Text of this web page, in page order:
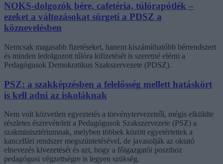
NOKS-dolgozók bére, cafetéria, túlórapótlék –
ezeket a változásokat sürgeti a PDSZ a
köznevelésben
Nemcsak magasabb fizetéseket, hanem kiszámíthatóbb bérrendszert
és minden ledolgozott túlóra kifizetését is szeretné elérni a
Pedagógusok Demokratikus Szakszervezete (PDSZ).
PSZ: a szakképzésben a felelősség mellett hatáskört
is kell adni az iskoláknak
Nem volt közvetlen egyeztetés a törvénytervezetről, mégis elküldte
részletes észrevételeit a Pedagógusok Szakszervezete (PSZ) a
szakminisztériumnak, melyben többek között egyetértettek a
kancellári rendszer megszüntetésével, de javasolják az oktató
elnevezés kivezetését és azt, hogy a főigazgatói poszthoz
pedagógusi végzettségre is legyen szükség.